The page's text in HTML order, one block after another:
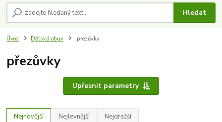
Hledat
Úvod Dětská obuv přezůvky
přezůvky
Upřesnit parametry
Nejnovější Nejlevnější Nejdražší